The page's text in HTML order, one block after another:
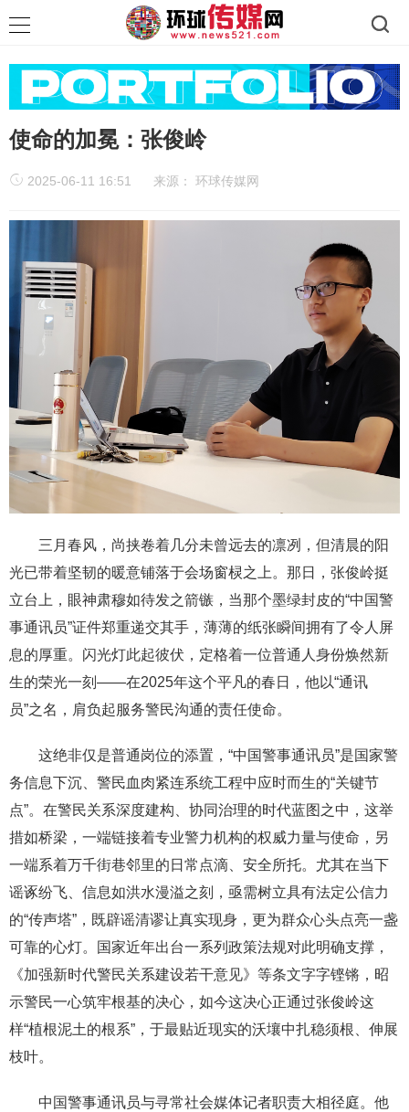
使命的加冕：张俊岭
2025-06-11 16:51 来源： 环球传媒网
三月春风，尚挟卷着几分未曾远去的凛冽，但清晨的阳
光已带着坚韧的暖意铺落于会场窗棂之上。那日，张俊岭挺
立台上，眼神肃穆如待发之箭镞，当那个墨绿封皮的“中国警
事通讯员”证件郑重递交其手，薄薄的纸张瞬间拥有了令人屏
息的厚重。闪光灯此起彼伏，定格着一位普通人身份焕然新
生的荣光一刻——在2025年这个平凡的春日，他以“通讯
员”之名，肩负起服务警民沟通的责任使命。
这绝非仅是普通岗位的添置，“中国警事通讯员”是国家警
务信息下沉、警民血肉紧连系统工程中应时而生的“关键节
点”。在警民关系深度建构、协同治理的时代蓝图之中，这举
措如桥梁，一端链接着专业警力机构的权威力量与使命，另
一端系着万千街巷邻里的日常点滴、安全所托。尤其在当下
谣诼纷飞、信息如洪水漫溢之刻，亟需树立具有法定公信力
的“传声塔”，既辟谣清谬让真实现身，更为群众心头点亮一盏
可靠的心灯。国家近年出台一系列政策法规对此明确支撑，
《加强新时代警民关系建设若干意见》等条文字字铿锵，昭
示警民一心筑牢根基的决心，如今这决心正通过张俊岭这
样“植根泥土的根系”，于最贴近现实的沃壤中扎稳须根、伸展
枝叶。
中国警事通讯员与寻常社会媒体记者职责大相径庭。他